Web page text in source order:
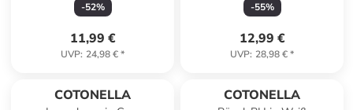
-52%
11,99 €
UVP: 24,98 €*
-55%
12,99 €
UVP: 28,98 €*
COTONELLA COTONELLA